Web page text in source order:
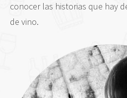
conocer las historias que hay
de vino.